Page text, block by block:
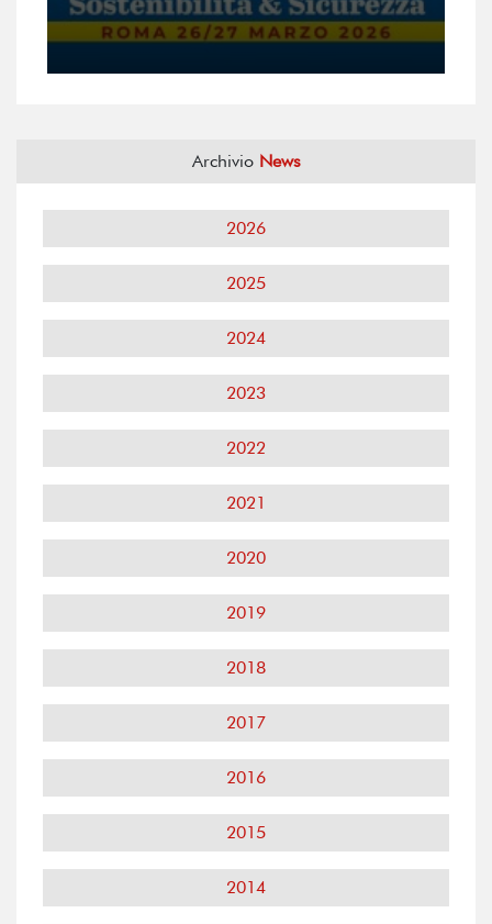
Archivio News
2026
2025
2024
2023
2022
2021
2020
2019
2018
2017
2016
2015
2014